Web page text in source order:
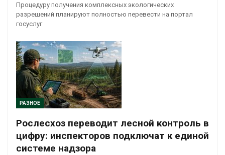
Процедуру получения комплексных экологических
разрешений планируют полностью перевести на портал
госуслуг
РАЗНОЕ
Рослесхоз переводит лесной контроль в
цифру: инспекторов подключат к единой
системе надзора